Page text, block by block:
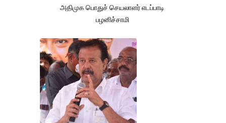
அதிமுக பொதுச் செயலாளர் எடப்பாடி
பழனிச்சாமி